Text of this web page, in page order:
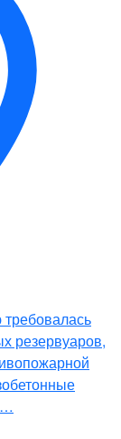
резервуаров,